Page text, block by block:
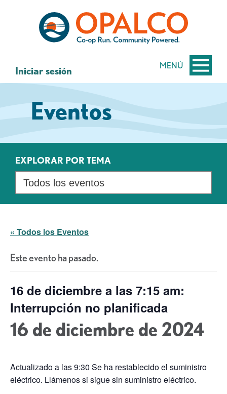
contenido
MENÚ
Iniciar sesión
Eventos
EXPLORAR POR TEMA
« Todos los Eventos
Este evento ha pasado.
16 de diciembre a las 7:15 am:
Interrupción no planificada
16 de diciembre de 2024
Actualizado a las 9:30 Se ha restablecido el suministro
eléctrico. Llámenos si sigue sin suministro eléctrico.